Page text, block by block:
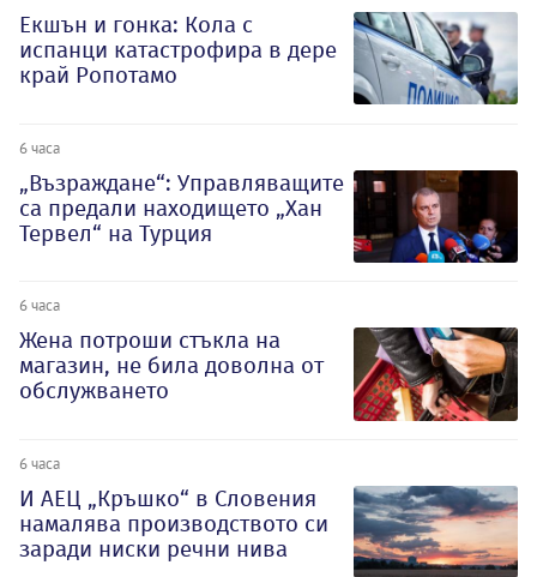
Екшън и гонка: Кола с
испанци катастрофира в дере
край Ропотамо
6 часа
„Възраждане“: Управляващите
са предали находището „Хан
Тервел“ на Турция
6 часа
Жена потроши стъкла на
магазин, не била доволна от
обслужването
6 часа
И АЕЦ „Кръшко“ в Словения
намалява производството си
заради ниски речни нива